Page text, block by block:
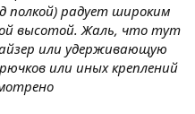
полкой) радует широким
высотой. Жаль, что тут
или удерживающую
или иных креплений